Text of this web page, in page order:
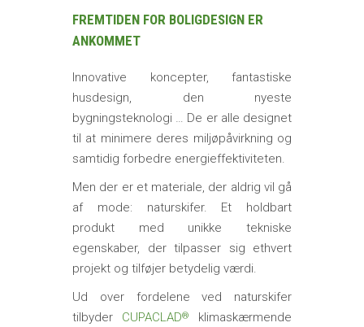
FREMTIDEN FOR BOLIGDESIGN ER
ANKOMMET
Innovative koncepter, fantastiske
husdesign, den nyeste
bygningsteknologi … De er alle designet
til at minimere deres miljøpåvirkning og
samtidig forbedre energieffektiviteten.
Men der er et materiale, der aldrig vil gå
af mode: naturskifer. Et holdbart
produkt med unikke tekniske
egenskaber, der tilpasser sig ethvert
projekt og tilføjer betydelig værdi.
Ud over fordelene ved naturskifer
tilbyder CUPACLAD®
klimaskærmende